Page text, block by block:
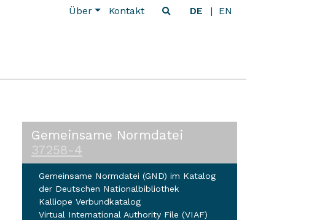
Über Kontakt DE EN
Gemeinsame Normdatei
37258-4
Gemeinsame Normdatei (GND) im Katalog
der Deutschen Nationalbibliothek
Kalliope Verbundkatalog
Virtual International Authority File (VIAF)